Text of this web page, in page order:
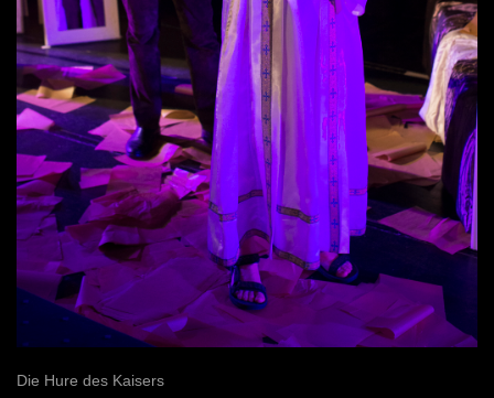
Die Hure des Kaisers